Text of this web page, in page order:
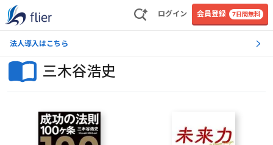
ログイン 会員登録 7日間無料
法人導入はこちら
三木谷浩史